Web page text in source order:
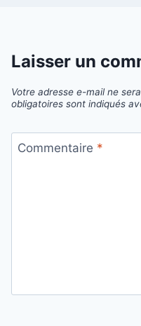
Laisser un
Votre adresse e-mail ne
obligatoires sont indiqués
Commentaire *